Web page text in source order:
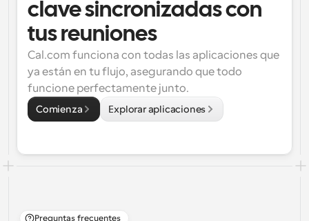
clave sincronizadas con
tus reuniones
Cal.com funciona con todas las aplicaciones que
ya están en tu flujo, asegurando que todo
funcione perfectamente junto.
Comienza Explorar aplicaciones
Preguntas frecuentes